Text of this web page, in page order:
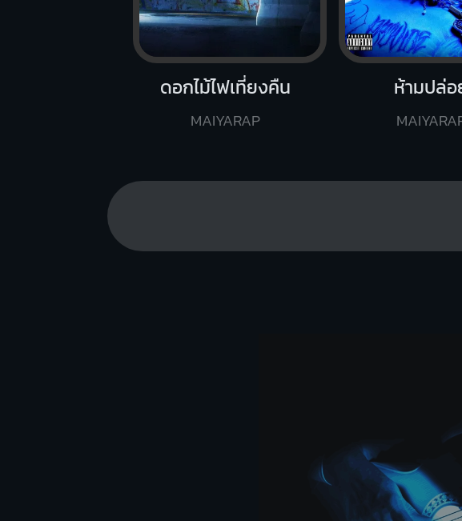
ดอกไม้ไฟเที่ยงคืน
MAIYARAP
ห้ามปล่